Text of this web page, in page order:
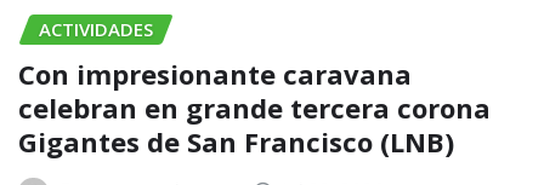
ACTIVIDADES
Con impresionante caravana
celebran en grande tercera corona
Gigantes de San Francisco (LNB)